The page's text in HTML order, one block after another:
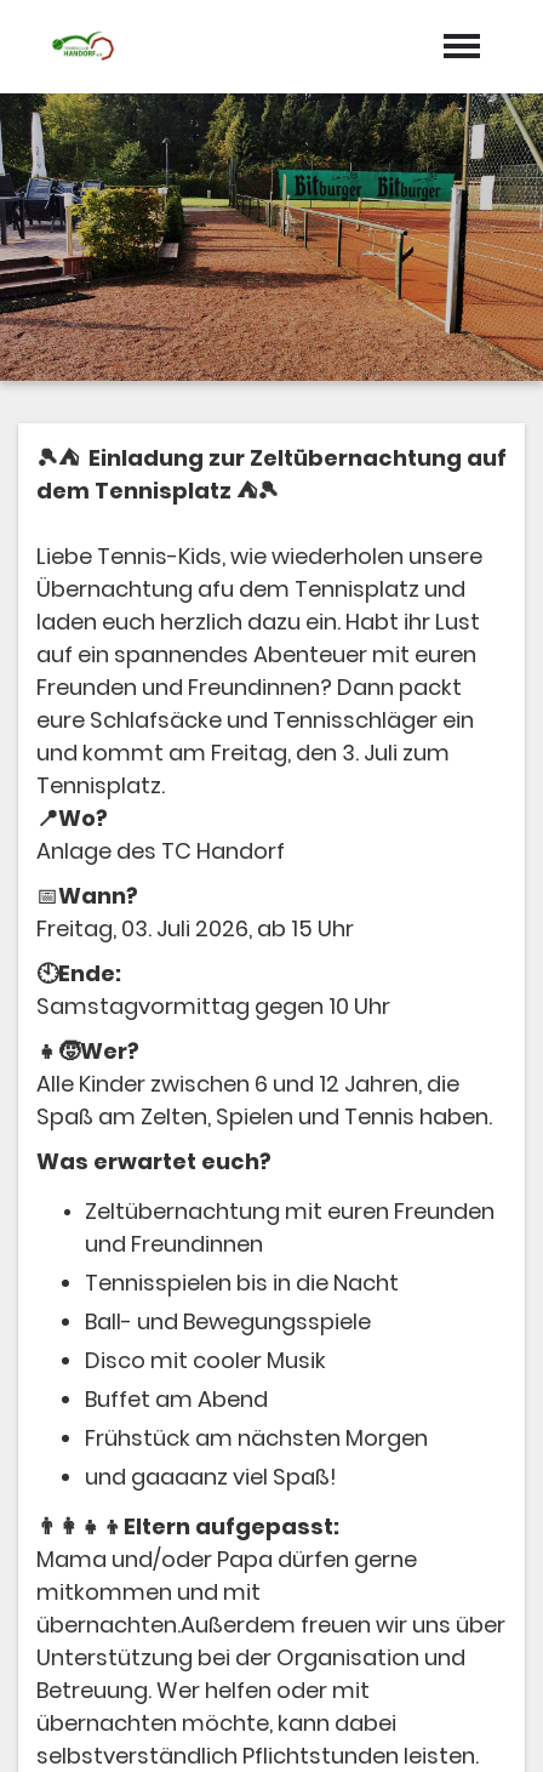
Startseite
Aktuelles
Termine
Unser Verein expand_more
Mannschaften
Sponsoren
Training
Platzbuchung
🎾⛺ Einladung zur Zeltübernachtung auf
dem Tennisplatz ⛺🎾
Liebe Tennis-Kids, wie wiederholen unsere
Übernachtung afu dem Tennisplatz und
laden euch herzlich dazu ein. Habt ihr Lust
auf ein spannendes Abenteuer mit euren
Freunden und Freundinnen? Dann packt
eure Schlafsäcke und Tennisschläger ein
und kommt am Freitag, den 3. Juli zum
Tennisplatz.
📍Wo?
Anlage des TC Handorf
📅Wann?
Freitag, 03. Juli 2026, ab 15 Uhr
🕙Ende:
Samstagvormittag gegen 10 Uhr
👧🧒Wer?
Alle Kinder zwischen 6 und 12 Jahren, die
Spaß am Zelten, Spielen und Tennis haben.
Was erwartet euch?
Zeltübernachtung mit euren Freunden
und Freundinnen
Tennisspielen bis in die Nacht
Ball- und Bewegungsspiele
Disco mit cooler Musik
Buffet am Abend
Frühstück am nächsten Morgen
und gaaaanz viel Spaß!
👨‍👩‍👧‍👦Eltern aufgepasst:
Mama und/oder Papa dürfen gerne
mitkommen und mit
übernachten.Außerdem freuen wir uns über
Unterstützung bei der Organisation und
Betreuung. Wer helfen oder mit
übernachten möchte, kann dabei
selbstverständlich Pflichtstunden leisten.